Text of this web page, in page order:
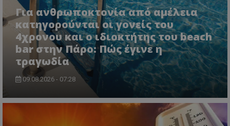
Για ανθρωποκτονία από αμέλεια
κατηγορούνται οι γονείς του
4χρονου και ο ιδιοκτήτης του beach
bar στην Πάρο: Πώς έγινε η
τραγωδία
09.08.2026 - 07:28